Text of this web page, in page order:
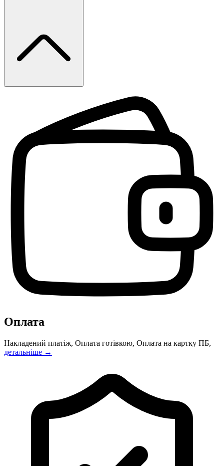
Оплата
Накладений платіж, Оплата готівкою, Оплата на картку ПБ,
детальніше →